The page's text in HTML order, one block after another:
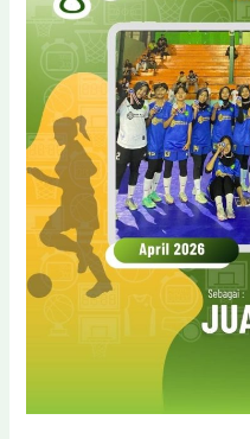
Terbaik
dan
Top
Score
di
Ajang
Liga
Futsal
Sragen